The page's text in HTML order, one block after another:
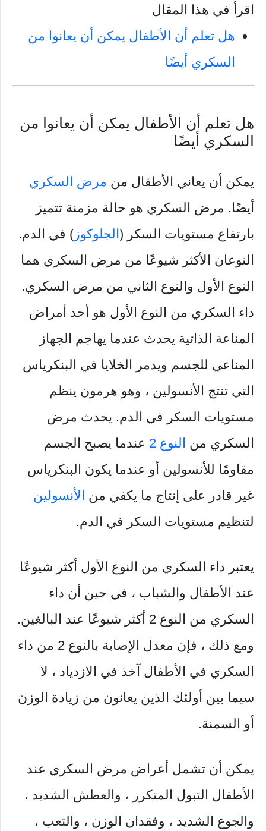
اقرأ في هذا المقال
هل تعلم أن الأطفال يمكن أن يعانوا من
السكري أيضًا
هل تعلم أن الأطفال يمكن أن يعانوا من
السكري أيضًا
يمكن أن يعاني الأطفال من مرض السكري
أيضًا. مرض السكري هو حالة مزمنة تتميز
بارتفاع مستويات السكر (الجلوكوز ) في الدم.
النوعان الأكثر شيوعًا من مرض السكري هما
النوع الأول والنوع الثاني من مرض السكري.
داء السكري من النوع الأول هو أحد أمراض
المناعة الذاتية يحدث عندما يهاجم الجهاز
المناعي للجسم ويدمر الخلايا في البنكرياس
التي تنتج الأنسولين ، وهو هرمون ينظم
مستويات السكر في الدم. يحدث مرض
السكري من النوع 2
عندما يصبح الجسم
مقاومًا للأنسولين أو عندما يكون البنكرياس
غير قادر على إنتاج ما يكفي من الأنسولين
لتنظيم مستويات السكر في الدم.
يعتبر داء السكري من النوع الأول أكثر شيوعًا
عند الأطفال والشباب ، في حين أن داء
السكري من النوع 2 أكثر شيوعًا عند البالغين.
ومع ذلك ، فإن معدل الإصابة بالنوع 2 من داء
السكري في الأطفال آخذ في الازدياد ، لا
سيما بين أولئك الذين يعانون من زيادة الوزن
أو السمنة.
يمكن أن تشمل أعراض مرض السكري عند
الأطفال التبول المتكرر ، والعطش الشديد ،
والجوع الشديد ، وفقدان الوزن ، والتعب ،